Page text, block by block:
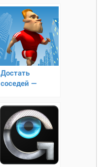
Достать
соседей —
пакости и
приколы своим
соседям